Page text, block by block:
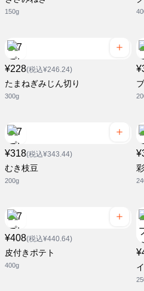
150g
¥228(税込¥246.24)
たまねぎみじん切り
300g
¥318(税込¥343.44)
むき枝豆
200g
¥408(税込¥440.64)
皮付きポテト
400g